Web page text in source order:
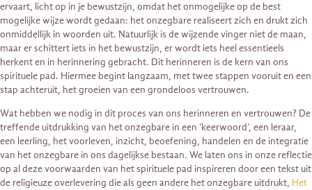
ervaart, licht op in je bewustzijn, omdat het onmogelijke op de best
mogelijke wijze wordt gedaan: het onzegbare realiseert zich en drukt zich
onmiddellijk in woorden uit. Natuurlijk is de wijzende vinger niet de maan,
maar er schittert iets in het bewustzijn, er wordt iets heel essentieels
herkent en in herinnering gebracht. Dit herinneren is de kern van ons
spirituele pad. Hiermee begint langzaam, met twee stappen vooruit en een
stap achteruit, het groeien van een grondeloos vertrouwen.
Wat hebben we nodig in dit proces van ons herinneren en vertrouwen? De
treffende uitdrukking van het onzegbare in een ‘keerwoord’, een leraar,
een leerling, het voorleven, inzicht, beoefening, handelen en de integratie
van het onzegbare in ons dagelijkse bestaan. We laten ons in onze reflectie
op al deze voorwaarden van het spirituele pad inspireren door een tekst uit
de religieuze overlevering die als geen andere het onzegbare uitdrukt, Het